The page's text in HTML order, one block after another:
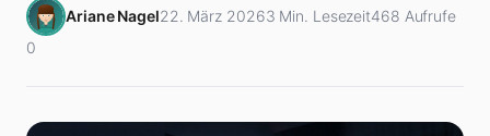
Ariane Nagel22. März 20263 Min. Lesezeit468 Aufrufe
0